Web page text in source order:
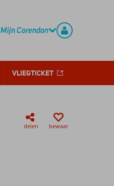
Mijn Corendon
VLIEGTICKET
delen bewaar